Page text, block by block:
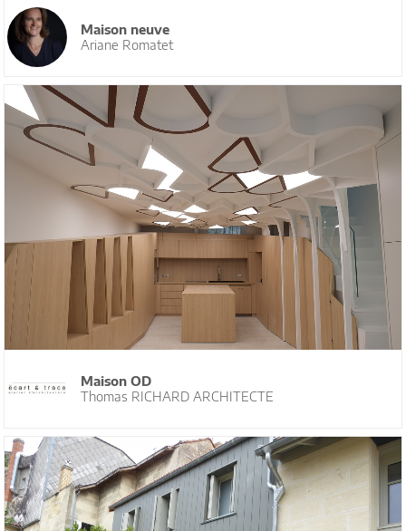
Maison neuve
Ariane Romatet
Maison OD
Thomas RICHARD ARCHITECTE